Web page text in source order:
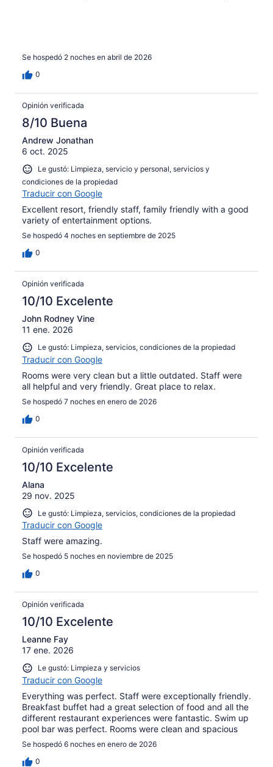
Se hospedó 2 noches en abril de 2026
0
Opinión verificada
8/10 Buena
Andrew Jonathan
6 oct. 2025
Le gustó: Limpieza, servicio y personal, servicios y
condiciones de la propiedad
Traducir con Google
Excellent resort, friendly staff, family friendly with a good
variety of entertainment options.
Se hospedó 4 noches en septiembre de 2025
0
Opinión verificada
10/10 Excelente
John Rodney Vine
11 ene. 2026
Le gustó: Limpieza, servicios, condiciones de la propiedad
Traducir con Google
Rooms were very clean but a little outdated. Staff were
all helpful and very friendly. Great place to relax.
Se hospedó 7 noches en enero de 2026
0
Opinión verificada
10/10 Excelente
Alana
29 nov. 2025
Le gustó: Limpieza, servicios, condiciones de la propiedad
Traducir con Google
Staff were amazing.
Se hospedó 5 noches en noviembre de 2025
0
Opinión verificada
10/10 Excelente
Leanne Fay
17 ene. 2026
Le gustó: Limpieza y servicios
Traducir con Google
Everything was perfect. Staff were exceptionally friendly.
Breakfast buffet had a great selection of food and all the
different restaurant experiences were fantastic. Swim up
pool bar was perfect. Rooms were clean and spacious
Se hospedó 6 noches en enero de 2026
0